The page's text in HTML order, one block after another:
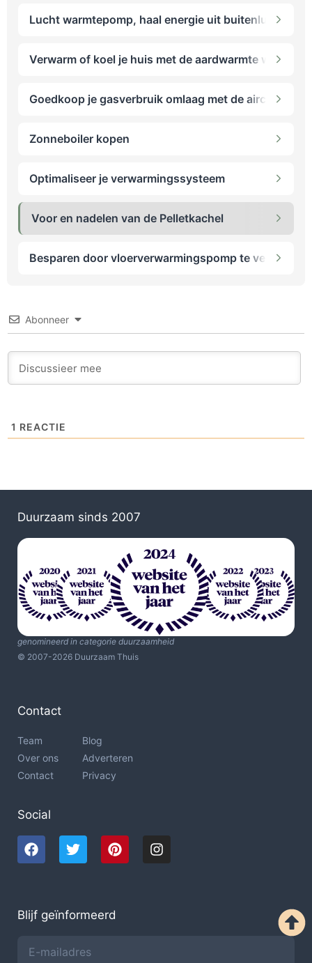
Lucht warmtepomp, haal energie uit buitenlucht
Verwarm of koel je huis met de aardwarmte
Goedkoop je gasverbruik omlaag met de airco als
Zonneboiler kopen
Optimaliseer je verwarmingssysteem
Voor en nadelen van de Pelletkachel
Besparen door vloerverwarmingspomp te vervangen
Abonneer
1 REACTIE
Duurzaam sinds 2007
genomineerd in categorie duurzaamheid
© 2007-2026 Duurzaam Thuis
Contact
Team
Over ons
Contact
Blog
Adverteren
Privacy
Social
Blijf geïnformeerd